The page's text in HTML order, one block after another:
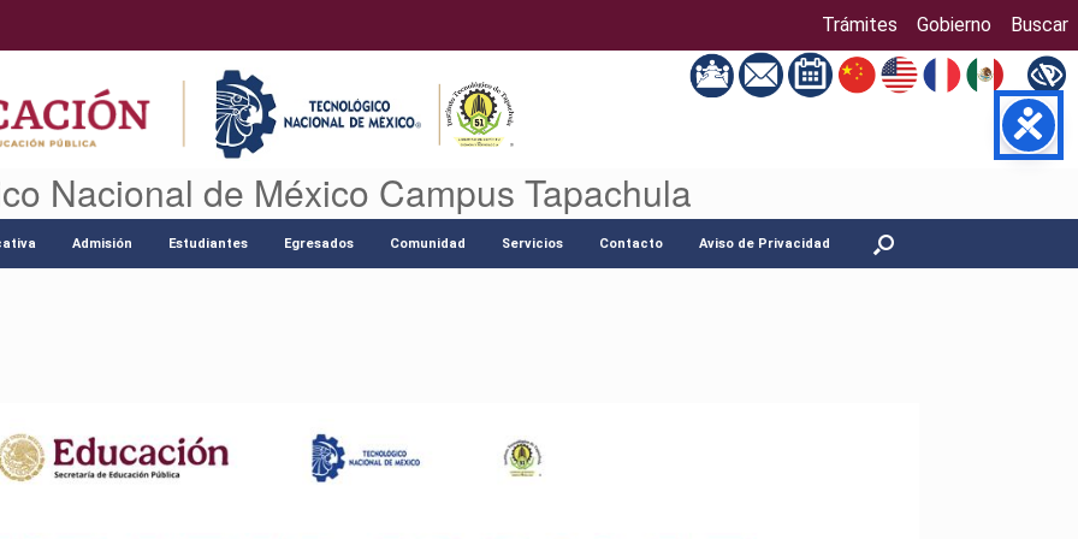
Trámites Gobierno Buscar
Nacional de México Campus Tapachula
Admisión Estudiantes Egresados Comunidad Servicios Contacto Aviso de Privacidad